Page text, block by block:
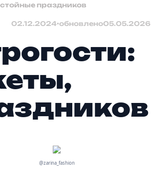
праздников
02.12.2024•обновлено05.05.2026
@zarina_fashion